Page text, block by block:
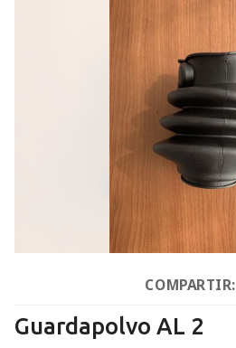
COMPARTIR:
Guardapolvo AL 2